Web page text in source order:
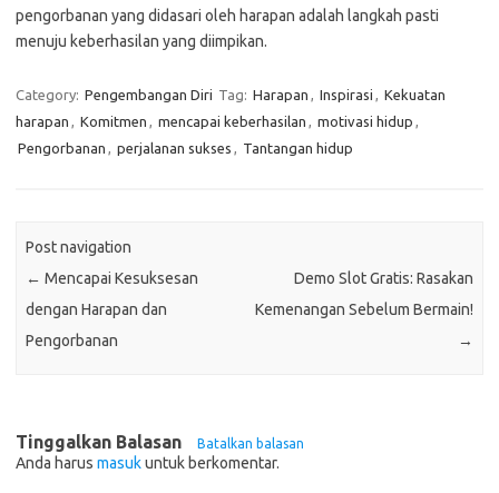
pengorbanan yang didasari oleh harapan adalah langkah pasti
menuju keberhasilan yang diimpikan.
Category: Pengembangan Diri Tag: Harapan , Inspirasi , Kekuatan
harapan , Komitmen , mencapai keberhasilan , motivasi hidup ,
Pengorbanan , perjalanan sukses , Tantangan hidup
Post navigation
← Mencapai Kesuksesan
dengan Harapan dan
Pengorbanan
Demo Slot Gratis: Rasakan
Kemenangan Sebelum Bermain!
→
Tinggalkan Balasan Batalkan balasan
Anda harus masukuntuk berkomentar.